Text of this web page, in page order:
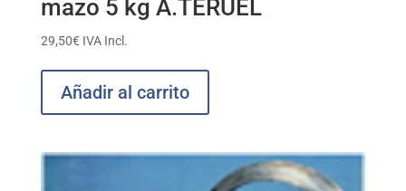
mazo 5 kg A.TERUEL
29,50€ IVA Incl.
Añadir al carrito